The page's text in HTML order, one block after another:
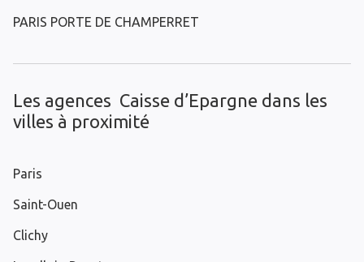
PARIS PORTE DE CHAMPERRET
Les agences Caisse d’Epargne dans les
villes à proximité
Paris
Saint-Ouen
Clichy